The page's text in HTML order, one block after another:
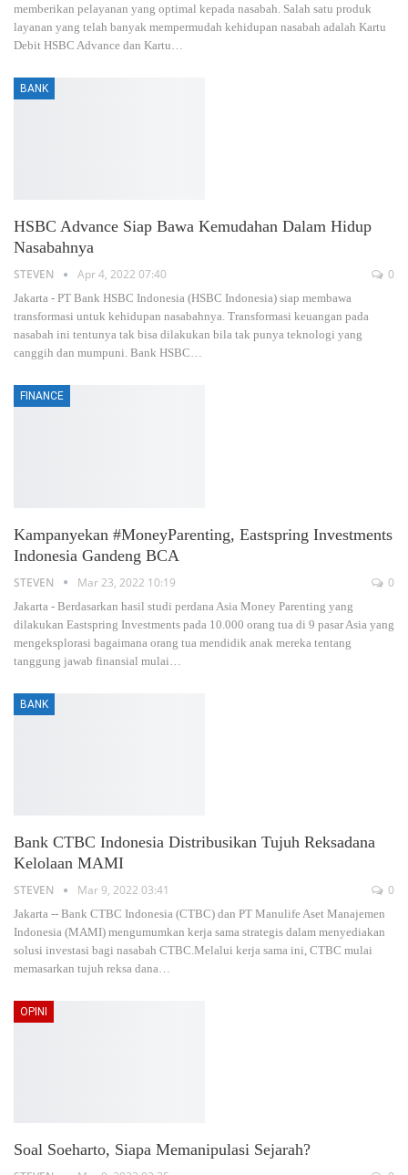
memberikan pelayanan yang optimal kepada nasabah. Salah satu produk
layanan yang telah banyak mempermudah kehidupan nasabah adalah Kartu
Debit HSBC Advance dan Kartu…
BANK
HSBC Advance Siap Bawa Kemudahan Dalam Hidup
Nasabahnya
STEVEN Apr 4, 2022 07:40 0
Jakarta - PT Bank HSBC Indonesia (HSBC Indonesia) siap membawa
transformasi untuk kehidupan nasabahnya. Transformasi keuangan pada
nasabah ini tentunya tak bisa dilakukan bila tak punya teknologi yang
canggih dan mumpuni. Bank HSBC…
FINANCE
Kampanyekan #MoneyParenting, Eastspring Investments
Indonesia Gandeng BCA
STEVEN Mar 23, 2022 10:19 0
Jakarta - Berdasarkan hasil studi perdana Asia Money Parenting yang
dilakukan Eastspring Investments pada 10.000 orang tua di 9 pasar Asia yang
mengeksplorasi bagaimana orang tua mendidik anak mereka tentang
tanggung jawab finansial mulai…
BANK
Bank CTBC Indonesia Distribusikan Tujuh Reksadana
Kelolaan MAMI
STEVEN Mar 9, 2022 03:41 0
Jakarta -- Bank CTBC Indonesia (CTBC) dan PT Manulife Aset Manajemen
Indonesia (MAMI) mengumumkan kerja sama strategis dalam menyediakan
solusi investasi bagi nasabah CTBC.Melalui kerja sama ini, CTBC mulai
memasarkan tujuh reksa dana…
OPINI
Soal Soeharto, Siapa Memanipulasi Sejarah?